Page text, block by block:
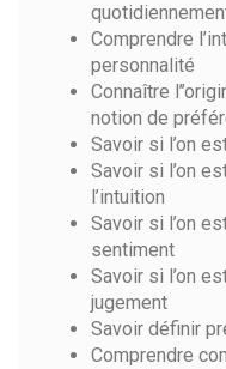
Comprendre
personnalité
Connaître
notion de
Savoir si l’on
Savoir si l’on
l’intuition
Savoir si l’on
sentiment
Savoir si l’on
jugement
Savoir définir
Comprendre